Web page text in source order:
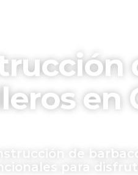
en
de
para